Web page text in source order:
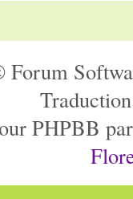
Forum
PHPBB